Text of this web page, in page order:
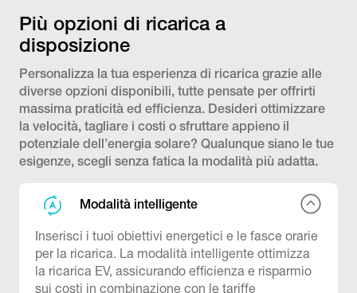
Più opzioni di ricarica a
disposizione
Personalizza la tua esperienza di ricarica grazie alle
diverse opzioni disponibili, tutte pensate per offrirti
massima praticità ed efficienza. Desideri ottimizzare
la velocità, tagliare i costi o sfruttare appieno il
potenziale dell’energia solare? Qualunque siano le tue
esigenze, scegli senza fatica la modalità più adatta.
Modalità intelligente
Inserisci i tuoi obiettivi energetici e le fasce orarie
per la ricarica. La modalità intelligente ottimizza
la ricarica EV, assicurando efficienza e risparmio
sui costi in combinazione con le tariffe